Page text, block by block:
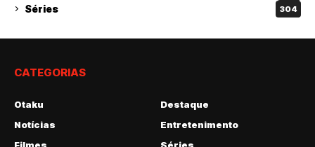
Séries 304
CATEGORIAS
Otaku
Destaque
Notícias
Entretenimento
Filmes
Séries